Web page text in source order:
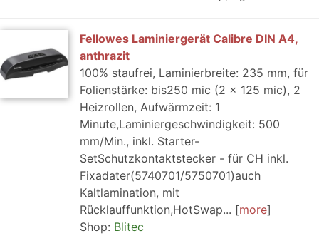
Fellowes Laminiergerät Calibre DIN A4,
anthrazit
100% staufrei, Laminierbreite: 235 mm, für
Folienstärke: bis250 mic (2 x 125 mic), 2
Heizrollen, Aufwärmzeit: 1
Minute,Laminiergeschwindigkeit: 500
mm/Min., inkl. Starter-
SetSchutzkontaktstecker - für CH inkl.
Fixadater(5740701/5750701)auch
Kaltlamination, mit
Rücklauffunktion,HotSwap...
more
Shop: Blitec